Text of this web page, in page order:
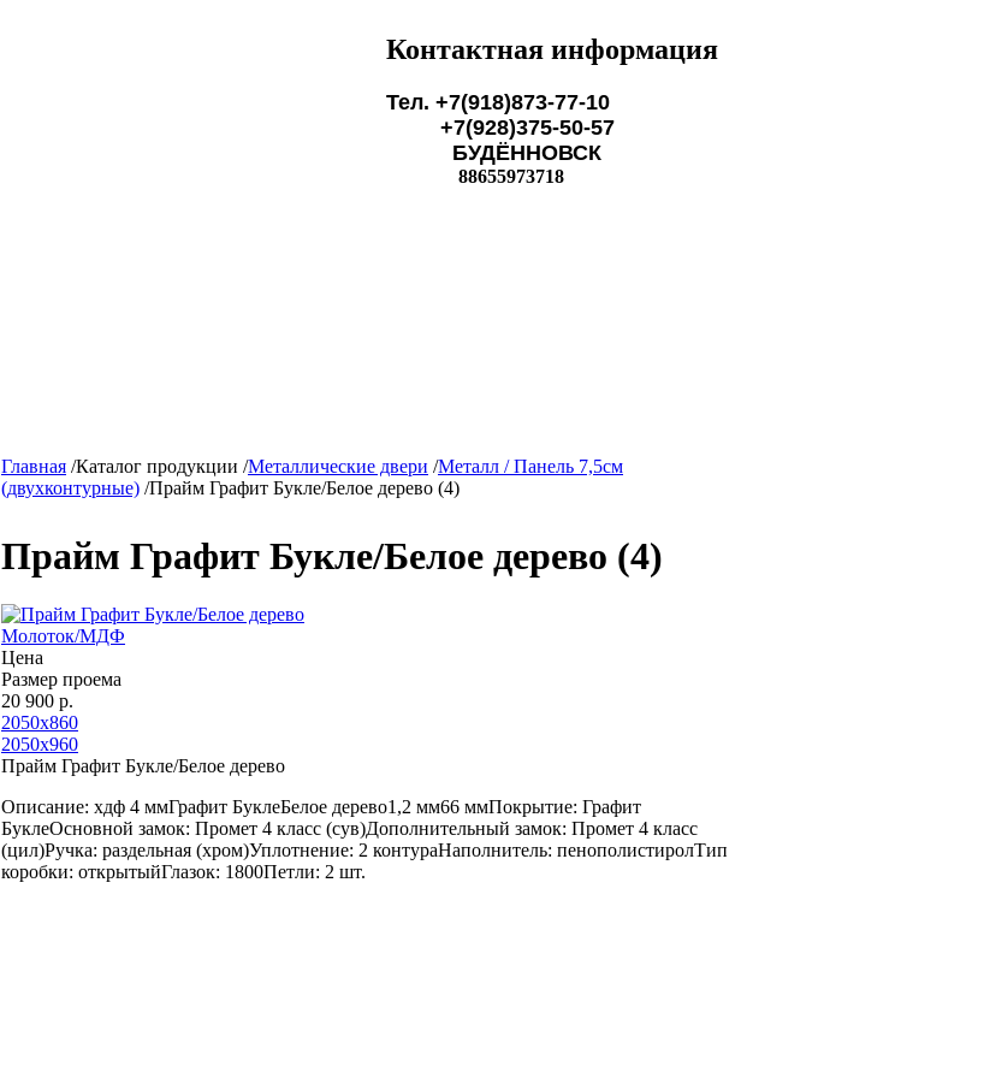
Контактная информация
Тел. +7(918)873-77-10
+7(928)375-50-57
БУДЁННОВСК
88655973718
Главная /Каталог продукции /Металлические двери /Металл / Панель 7,5см
(двухконтурные) /Прайм Графит Букле/Белое дерево (4)
Прайм Графит Букле/Белое дерево (4)
Молоток/МДФ
Цена
Размер проема
20 900 р.
2050х860
2050х960
Прайм Графит Букле/Белое дерево
Описание: хдф 4 ммГрафит БуклеБелое дерево1,2 мм66 ммПокрытие: Графит
БуклеОсновной замок: Промет 4 класс (сув)Дополнительный замок: Промет 4 класс
(цил)Ручка: раздельная (хром)Уплотнение: 2 контураНаполнитель: пенополистиролТип
коробки: открытыйГлазок: 1800Петли: 2 шт.